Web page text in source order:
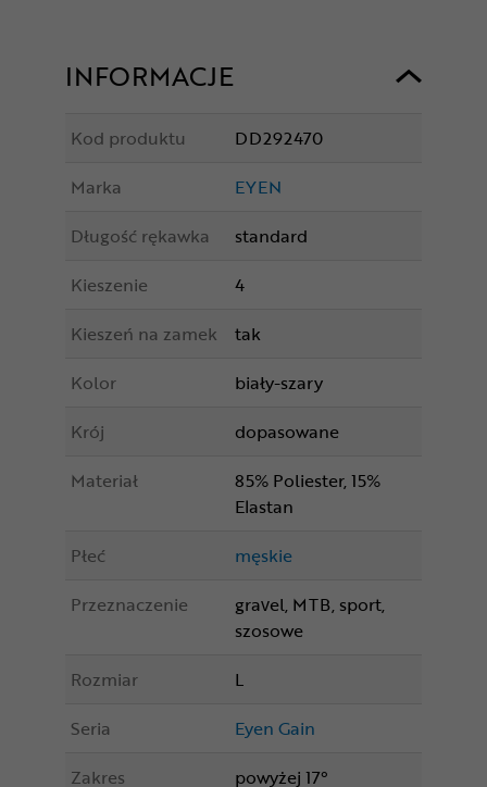
INFORMACJE
Kod produktu
DD292470
Marka
EYEN
Długość rękawka
standard
Kieszenie
4
Kieszeń na zamek
tak
Kolor
biały-szary
Krój
dopasowane
Materiał
85% Poliester, 15%
Elastan
Płeć
męskie
Przeznaczenie
gravel, MTB, sport,
szosowe
Rozmiar
L
Seria
Eyen Gain
Zakres
powyżej 17°